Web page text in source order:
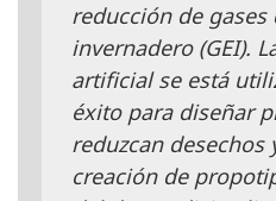
reducción de gases
invernadero (GEI).
artificial se está
éxito para diseñar
reduzcan desechos
creación de